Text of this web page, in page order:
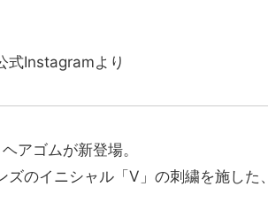
式Instagramより
アゴムが新登場。
のイニシャル「V」の刺繍を施した